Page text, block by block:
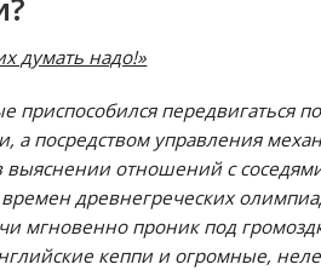
думать надо!»
приспособился
а посредством управления
выяснении отношений с
древнегреческих
мгновенно проник под
кеппи и огромные,